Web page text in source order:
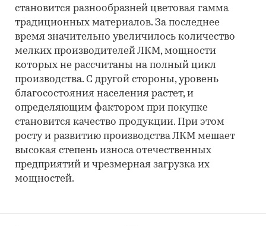
становится разнообразней цветовая гамма
традиционных материалов. За последнее
время значительно увеличилось количество
мелких производителей ЛКМ, мощности
которых не рассчитаны на полный цикл
производства. С другой стороны, уровень
благосостояния населения растет, и
определяющим фактором при покупке
становится качество продукции. При этом
росту и развитию производства ЛКМ мешает
высокая степень износа отечественных
предприятий и чрезмерная загрузка их
мощностей.